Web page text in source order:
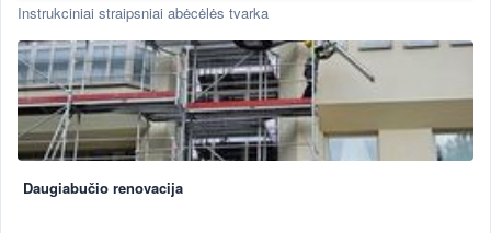
Instrukciniai straipsniai abėcėlės tvarka
Daugiabučio renovacija